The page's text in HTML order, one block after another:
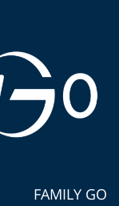
FAMILY GO